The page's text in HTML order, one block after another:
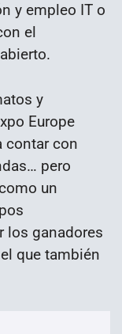
y empleo IT o
el
y
Europe
contar con
pero
un
los ganadores
que también